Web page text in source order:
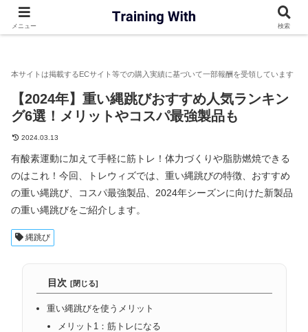
【2024年】重い縄跳びおすすめ人気ランキ
【2024年】重い縄跳びおすすめ人気ランキン
グ6選！メリットやコスパ最強製品も
2024.03.13
有酸素運動に加えて手軽に筋トレ！体力づくりや脂肪燃焼できる
のはこれ！今回、トレウィズでは、重い縄跳びの特徴、おすすめ
の重い縄跳び、コスパ最強製品、2024年シーズンに向けた新製品
の重い縄跳びをご紹介します。
縄跳び
目次
重い縄跳びを使うメリット
メリット1：筋トレになる
メニュー 検索